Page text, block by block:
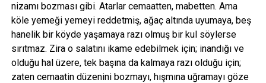
nizamı bozması gibi. Atarlar cemaatten, mabetten. Ama
köle yemeği yemeyi reddetmiş, ağaç altında uyumaya, beş
hanelik bir köyde yaşamaya razı olmuş bir kul söylerse
sırıtmaz. Zira o salatını ikame edebilmek için; inandığı ve
olduğu hal üzere, tek başına da kalmaya razı olduğu için;
zaten cemaatin düzenini bozmayı, hışmına uğramayı göze